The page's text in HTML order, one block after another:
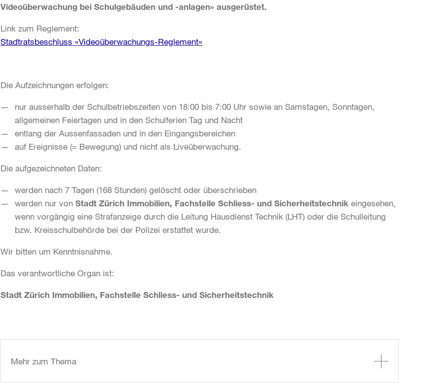
Videoüberwachung bei Schulgebäuden und -anlagen» ausgerüstet.
Link zum Reglement:
Stadtratsbeschluss «Videoüberwachungs-Reglement»
Die Aufzeichnungen erfolgen:
nur ausserhalb der Schulbetriebszeiten von 18:00 bis 7:00 Uhr sowie an Samstagen, Sonntagen,
allgemeinen Feiertagen und in den Schulferien Tag und Nacht
entlang der Aussenfassaden und in den Eingangsbereichen
auf Ereignisse (= Bewegung) und nicht als Liveüberwachung.
Die aufgezeichneten Daten:
werden nach 7 Tagen (168 Stunden) gelöscht oder überschrieben
werden nur vonStadt Zürich Immobilien, Fachstelle Schliess- und Sicherheitstechnik eingesehen,
wenn vorgängig eine Strafanzeige durch die Leitung Hausdienst Technik (LHT) oder die Schulleitung
bzw. Kreisschulbehörde bei der Polizei erstattet wurde.
Wir bitten um Kenntnisnahme.
Das verantwortliche Organ ist:
Stadt Zürich Immobilien, Fachstelle Schliess- und Sicherheitstechnik
Mehr zum Thema